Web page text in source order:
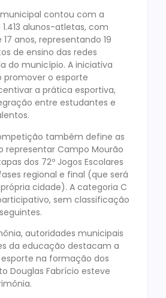
contou com a
alunos-atletas, com
17 anos, representando 19
de ensino das redes
do município. A iniciativa
o esporte
a prática esportiva,
entre estudantes e
também define as
representar Campo Mourão
dos 72º Jogos Escolares
regional e final (que será
cidade). A categoria C
sem classificação
autoridades municipais
da educação destacam a
na formação dos
Douglas Fabrício esteve